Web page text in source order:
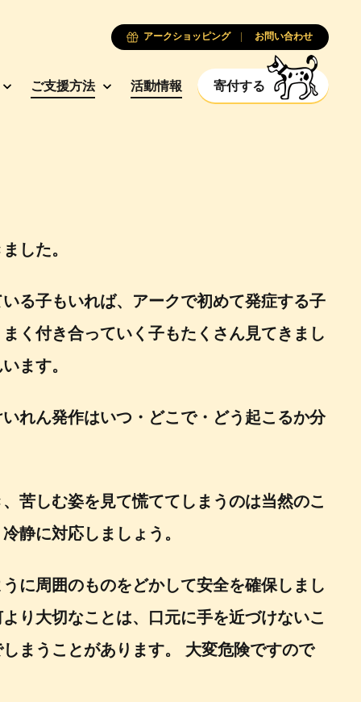
ご支援方法 活動情報 寄付する
アークショッピング お問い合わせ
した。
る子もいれば、アークで初めて発症する子
く付き合っていく子もたくさん見てきまし
ます。
れん発作はいつ・どこで・どう起こるか分
苦しむ姿を見て慌ててしまうのは当然のこ
静に対応しましょう。
に周囲のものをどかして安全を確保しまし
り大切なことは、口元に手を近づけないこ
まうことがあります。 大変危険ですので